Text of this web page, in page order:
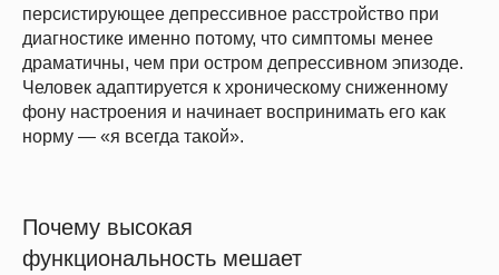
персистирующее депрессивное расстройство при
диагностике именно потому, что симптомы менее
драматичны, чем при остром депрессивном эпизоде.
Человек адаптируется к хроническому сниженному
фону настроения и начинает воспринимать его как
норму — «я всегда такой».
Почему высокая
функциональность мешает